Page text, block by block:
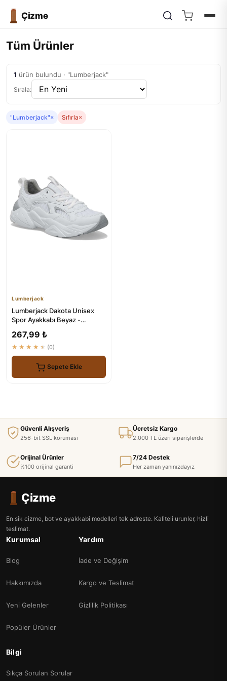
Çizme
Tüm Ürünler
1 ürün bulundu · "Lumberjack"
Sırala:
"Lumberjack"× Sıfırla×
Lumberjack
Lumberjack Dakota Unisex
Spor Ayakkabı Beyaz -
267,99 ₺
★★★★★ (0)
Sepete Ekle
Güvenli Alışveriş
256-bit SSL koruması
Ücretsiz Kargo
2.000 TL üzeri siparişlerde
Orijinal Ürünler
%100 orijinal garanti
7/24 Destek
Her zaman yanınızdayız
Çizme
En sik cizme, bot ve ayakkabi modelleri tek adreste. Kaliteli urunler, hizli
teslimat.
Kurumsal
Blog
Hakkımızda
Yeni Gelenler
Popüler Ürünler
Yardım
İade ve Değişim
Kargo ve Teslimat
Gizlilik Politikası
Bilgi
Sıkça Sorulan Sorular